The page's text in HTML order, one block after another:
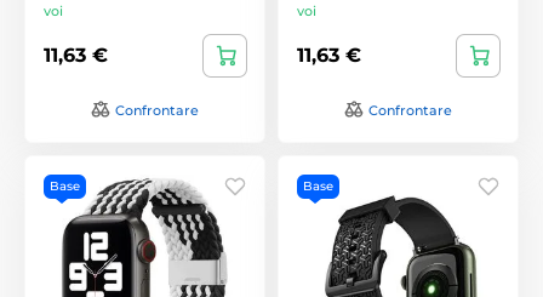
voi
11,63 €
Confrontare
voi
11,63 €
Confrontare
Base Base